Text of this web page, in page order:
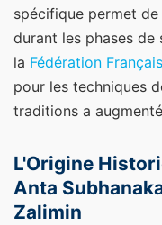
spécifique permet
durant les phases
la Fédération
pour les techniques
traditions a
L'Origine
Anta
Zalimin